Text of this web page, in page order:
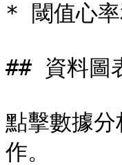
* 閾值心率
## 資料圖
點擊數據
作。